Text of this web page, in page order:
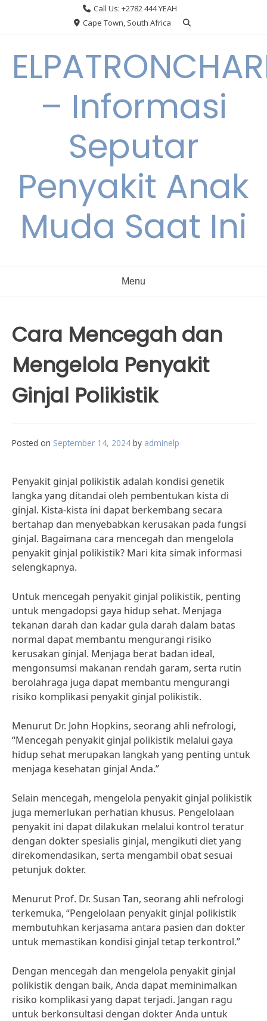
Call Us: +2782 444 YEAH
Cape Town, South Africa
– Informasi
Seputar
Penyakit Anak
Muda Saat Ini
Menu
Cara Mencegah dan
Mengelola Penyakit
Ginjal Polikistik
Posted on September 14, 2024 by adminelp
Penyakit ginjal polikistik adalah kondisi genetik
langka yang ditandai oleh pembentukan kista di
ginjal. Kista-kista ini dapat berkembang secara
bertahap dan menyebabkan kerusakan pada fungsi
ginjal. Bagaimana cara mencegah dan mengelola
penyakit ginjal polikistik? Mari kita simak informasi
selengkapnya.
Untuk mencegah penyakit ginjal polikistik, penting
untuk mengadopsi gaya hidup sehat. Menjaga
tekanan darah dan kadar gula darah dalam batas
normal dapat membantu mengurangi risiko
kerusakan ginjal. Menjaga berat badan ideal,
mengonsumsi makanan rendah garam, serta rutin
berolahraga juga dapat membantu mengurangi
risiko komplikasi penyakit ginjal polikistik.
Menurut Dr. John Hopkins, seorang ahli nefrologi,
“Mencegah penyakit ginjal polikistik melalui gaya
hidup sehat merupakan langkah yang penting untuk
menjaga kesehatan ginjal Anda.”
Selain mencegah, mengelola penyakit ginjal polikistik
juga memerlukan perhatian khusus. Pengelolaan
penyakit ini dapat dilakukan melalui kontrol teratur
dengan dokter spesialis ginjal, mengikuti diet yang
direkomendasikan, serta mengambil obat sesuai
petunjuk dokter.
Menurut Prof. Dr. Susan Tan, seorang ahli nefrologi
terkemuka, “Pengelolaan penyakit ginjal polikistik
membutuhkan kerjasama antara pasien dan dokter
untuk memastikan kondisi ginjal tetap terkontrol.”
Dengan mencegah dan mengelola penyakit ginjal
polikistik dengan baik, Anda dapat meminimalkan
risiko komplikasi yang dapat terjadi. Jangan ragu
untuk berkonsultasi dengan dokter Anda untuk